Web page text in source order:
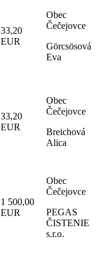
33,20
EUR
Obec
Čečejovce
Görcsösová
Eva
33,20
EUR
Obec
Čečejovce
Breichová
Alica
1 500,00
EUR
Obec
Čečejovce
PEGAS
ČISTENIE
s.r.o.